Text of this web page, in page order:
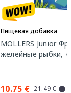
Пищевая добавка
MOLLERS Junior
желейные рыбки,
10.75 € 21.49 €